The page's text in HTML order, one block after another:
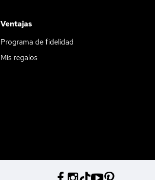
Ventajas
Programa de fidelidad
Mis regalos